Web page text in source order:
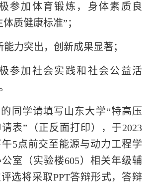
参加体育锻炼，身体素质良
体质健康标准”；
能力突出，创新成果显著；
参加社会实践和社会公益活
同学请填写山东大学“特高压
表”（正反面打印），于2023
5点前交至能源与动力工程学
室（实验楼605）相关年级辅
选将采取PPT答辩形式，答辩